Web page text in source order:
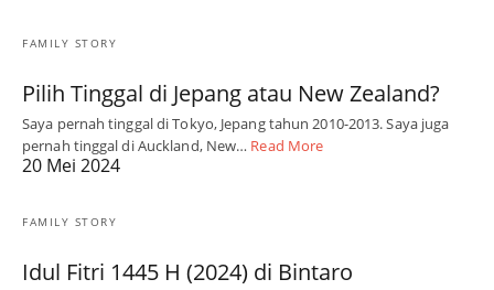
FAMILY STORY
Pilih Tinggal di Jepang atau New Zealand?
Saya pernah tinggal di Tokyo, Jepang tahun 2010-2013. Saya juga
pernah tinggal di Auckland, New… Read More
20 Mei 2024
FAMILY STORY
Idul Fitri 1445 H (2024) di Bintaro